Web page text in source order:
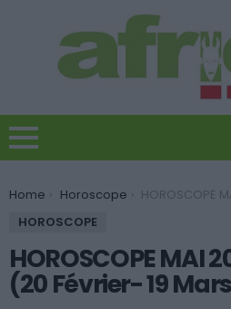
You are here:
Home Horoscope
HOROSCOPE MAI 2015: Poissons (20 Février-
HOROSCOPE
HOROSCOPE MAI
(20 Février- 19